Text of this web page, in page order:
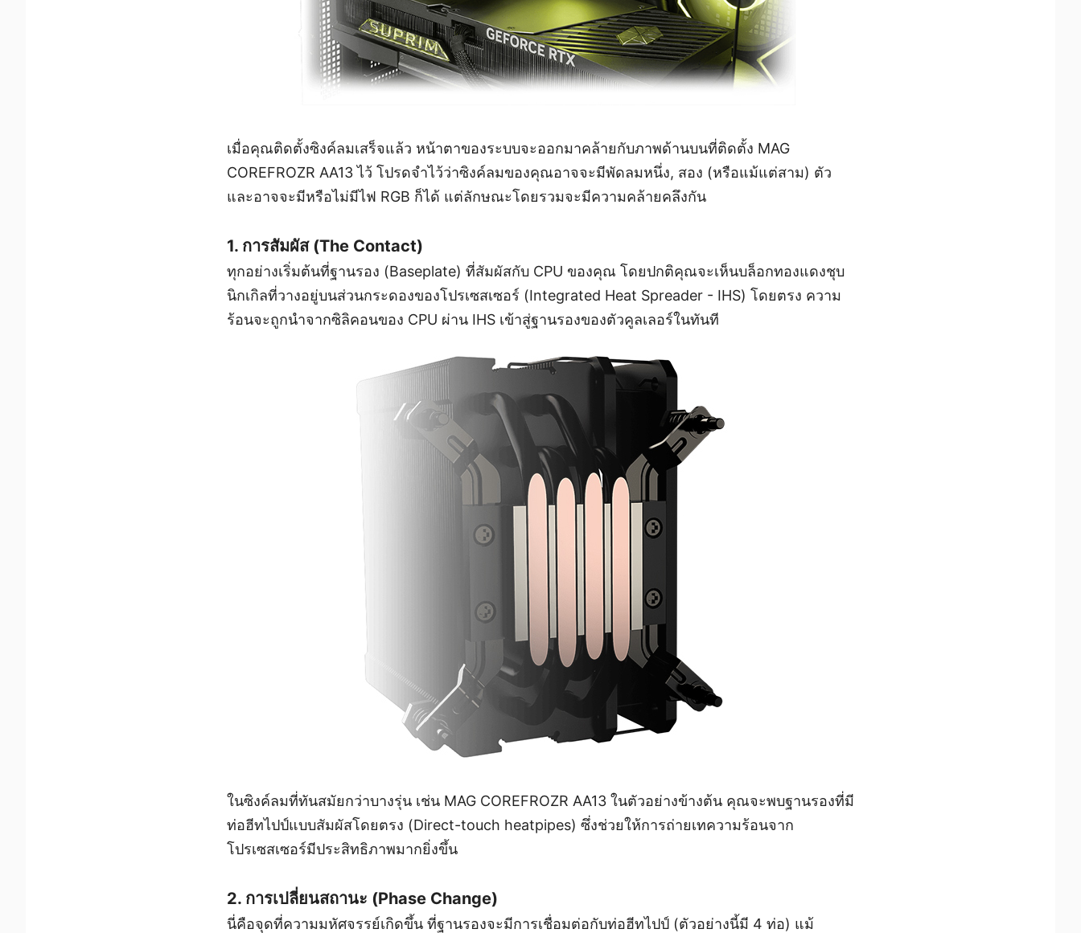
เมื่อคุณติดตั้งซิงค์ลมเสร็จแล้ว หน้าตาของระบบจะออกมาคล้ายกับภาพด้านบนที่ติดตั้ง MAG
COREFROZR AA13 ไว้ โปรดจำไว้ว่าซิงค์ลมของคุณอาจจะมีพัดลมหนึ่ง, สอง (หรือแม้แต่สาม) ตัว
และอาจจะมีหรือไม่มีไฟ RGB ก็ได้ แต่ลักษณะโดยรวมจะมีความคล้ายคลึงกัน
1. การสัมผัส (The Contact)
ทุกอย่างเริ่มต้นที่ฐานรอง (Baseplate) ที่สัมผัสกับ CPU ของคุณ โดยปกติคุณจะเห็นบล็อกทองแดงชุบ
นิกเกิลที่วางอยู่บนส่วนกระดองของโปรเซสเซอร์ (Integrated Heat Spreader - IHS) โดยตรง ความ
ร้อนจะถูกนำจากซิลิคอนของ CPU ผ่าน IHS เข้าสู่ฐานรองของตัวคูลเลอร์ในทันที
ในซิงค์ลมที่ทันสมัยกว่าบางรุ่น เช่น MAG COREFROZR AA13 ในตัวอย่างข้างต้น คุณจะพบฐานรองที่มี
ท่อฮีทไปป์แบบสัมผัสโดยตรง (Direct-touch heatpipes) ซึ่งช่วยให้การถ่ายเทความร้อนจาก
โปรเซสเซอร์มีประสิทธิภาพมากยิ่งขึ้น
2. การเปลี่ยนสถานะ (Phase Change)
นี่คือจุดที่ความมหัศจรรย์เกิดขึ้น ที่ฐานรองจะมีการเชื่อมต่อกับท่อฮีทไปป์ (ตัวอย่างนี้มี 4 ท่อ) แม้